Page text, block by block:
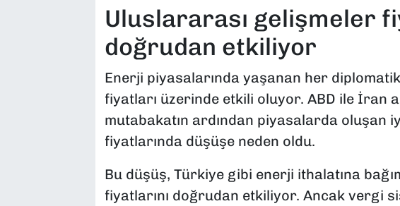
Uluslararası gelişmeler
doğrudan etkiliyor
Enerji piyasalarında yaşanan her
fiyatları üzerinde etkili oluyor. ABD ile İran
mutabakatın ardından piyasalarda oluşan
fiyatlarında düşüşe neden oldu.
Bu düşüş, Türkiye gibi enerji ithalatına
fiyatlarını doğrudan etkiliyor. Ancak vergi